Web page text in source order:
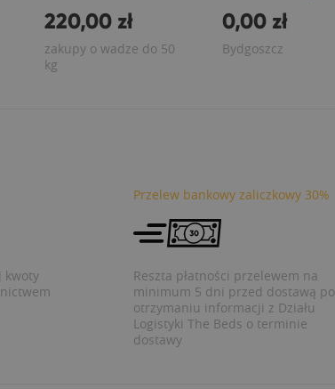
220,00 zł
zakupy o wadze do 50
kg
0,00 zł
Bydgoszcz
kwoty
Przelew bankowy zaliczkowy 30%
Reszta płatności przelewem na
minimum 5 dni przed dostawą po
otrzymaniu informacji z Działu
Logistyki The Beds o terminie
dostawy